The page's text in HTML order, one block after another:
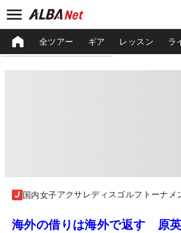
全ツアー ギア レッスン ラ
国内女子
海外の借りは海外で返す 原